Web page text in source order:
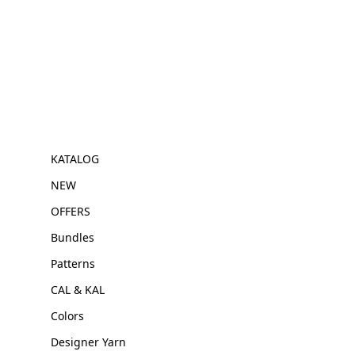
KATALOG
NEW
OFFERS
Bundles
Patterns
CAL & KAL
Colors
Designer Yarn